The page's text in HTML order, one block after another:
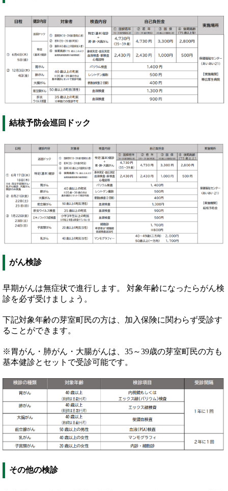
結核予防会巡回ドック
がん検診
早期がんは無症状で進行します。 対象年齢になったらがん検
診を必ず受けましょう。
下記対象年齢の芽室町民の方は、加入保険に関わらず受診す
ることができます。
※胃がん・肺がん・大腸がんは、35～39歳の芽室町民の方も
基本健診とセットで受診可能です。
その他の検診